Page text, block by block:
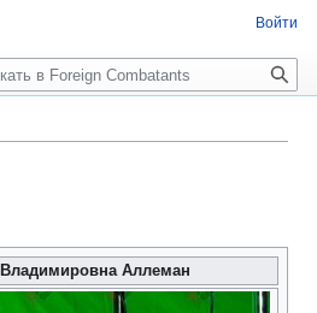
Аллеман
Войти